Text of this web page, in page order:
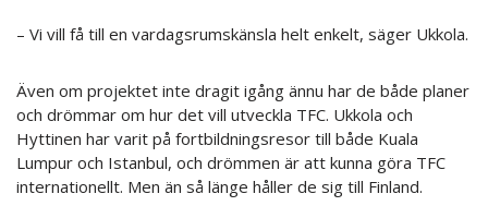
– Vi vill få till en vardagsrumskänsla helt enkelt, säger Ukkola.
Även om projektet inte dragit igång ännu har de både planer
och drömmar om hur det vill utveckla TFC. Ukkola och
Hyttinen har varit på fortbildningsresor till både Kuala
Lumpur och Istanbul, och drömmen är att kunna göra TFC
internationellt. Men än så länge håller de sig till Finland.